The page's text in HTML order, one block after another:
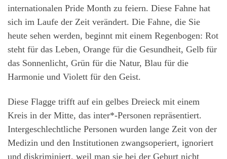
internationalen Pride Month zu feiern. Diese Fahne hat
sich im Laufe der Zeit verändert. Die Fahne, die Sie
heute sehen werden, beginnt mit einem Regenbogen: Rot
steht für das Leben, Orange für die Gesundheit, Gelb für
das Sonnenlicht, Grün für die Natur, Blau für die
Harmonie und Violett für den Geist.
Diese Flagge trifft auf ein gelbes Dreieck mit einem
Kreis in der Mitte, das inter*-Personen repräsentiert.
Intergeschlechtliche Personen wurden lange Zeit von der
Medizin und den Institutionen zwangsoperiert, ignoriert
und diskriminiert, weil man sie bei der Geburt nicht